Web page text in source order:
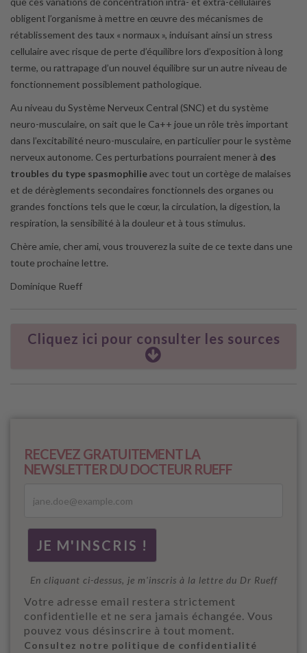
obligent l’organisme à mettre en œuvre des mécanismes de
rétablissement des taux « normaux », induisant ainsi un stress
cellulaire avec risque de perte d’équilibre lors d’exposition à long
terme, ou rattrapage d’un nouvel équilibre sur un autre niveau de
fonctionnement possiblement pathologique.
Au niveau du Système Nerveux Central (SNC) et du système
neuro-musculaire, on sait que le Ca++ joue un rôle très important
dans l’excitabilité neuro-musculaire, en particulier pour le système
nerveux autonome. Ces perturbations pourraient mener à des
troubles du type spasmophilieavec tout un cortège de malaises
et de dérèglements secondaires fonctionnels des organes ou
grandes fonctions tels que le cœur, la circulation, la digestion, la
respiration, la sensibilité à la douleur et à tous stimulus.
Chère amie, cher ami, vous trouverez la suite de ce texte dans une
toute prochaine lettre.
Dominique Rueff
Cliquez ici pour consulter les sources
RECEVEZ GRATUITEMENT LA
NEWSLETTER DU DOCTEUR RUEFF
En cliquant ci-dessus, je m'inscris à la lettre du Dr Rueff
Votre adresse email restera strictement
confidentielle et ne sera jamais échangée. Vous
pouvez vous désinscrire à tout moment.
Consultez notre politique de confidentialité